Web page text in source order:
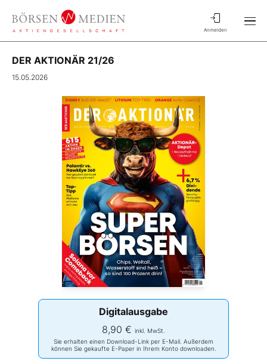
Anmelden
DER AKTIONÄR 21/26
15.05.2026
Digitalausgabe
8,90 € inkl. MwSt.
Sie erhalten einen Download-Link per E-Mail. Außerdem
können Sie gekaufte E-Paper in Ihrem Konto downloaden.